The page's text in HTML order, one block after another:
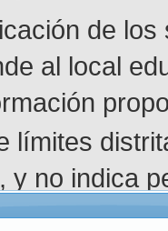
de
al local
límites
y no indica